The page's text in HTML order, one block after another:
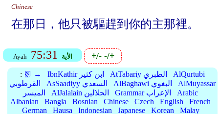
Chinese
在那日，他只被驅趕到你的主那裡。
Ayah 75:31 الأية +/--/+
: 📗 → IbnKathir ابن كثير AtTabariy الطبري
AlQurtubi
القرطوبي
AsSaadiyy السعدي AlBaghawi البغوي
AlMuyassar
الميسر
AlJalalain الجلالين Grammar الإعراب
Arabic
Albanian
Bangla Bosnian Chinese Czech English
French
German
Hausa Indonesian Japanese Korean Malay